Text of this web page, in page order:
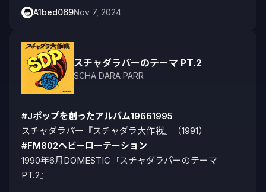
A1bed069Nov 7, 2024
スチャダラパーのテーマ PT.2
SCHA DARA PARR
#Jポップを創ったアルバム19661995
#FM802ヘビーローテーション
1990年6月DOMESTIC『スチャダラパーのテーマ
PT.2』